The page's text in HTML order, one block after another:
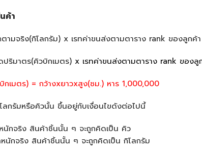
ค้า
มจริง(กิโลกรัม) x เรทค่าขนส่งตามตาราง rank ของลูกค้า
ริมาตร(คิวบิกเมตร) x เรทค่าขนส่งตามตาราง rank ของลู
เมตร) = กว้างxยาวxสูง(ซม.) หาร 1,000,000
ลกรัมหรือคิวนั้น ขึ้นอยู่กับเงื่อนไขดังต่อไปนี้
นักจริง สินค้าชิ้นนั้น ๆ จะถูกคิดเป็น คิว
หนักจริง สินค้าชิ้นนั้น ๆ จะถูกคิดเป็น กิโลกรัม